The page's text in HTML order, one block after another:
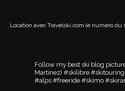
Location avec Travelski.com le numéro du
Follow my best ski blog
Martinez) #skilibre
#alps #freeride #skimo